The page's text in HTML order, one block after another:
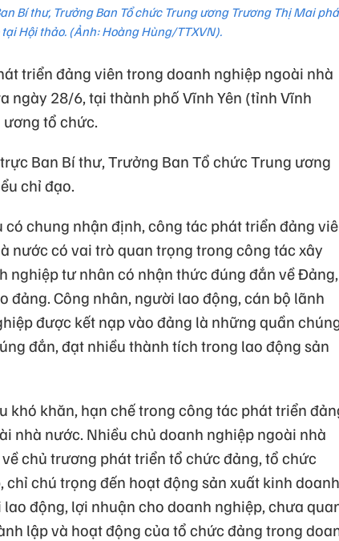
Bí thư, Trưởng Ban Tổ chức Trung ương Trương Thị Mai
Hội thảo. (Ảnh: Hoàng Hùng/TTXVN).
triển đảng viên trong doanh nghiệp ngoài nhà
ngày 28/6, tại thành phố Vĩnh Yên (tỉnh Vĩnh
ương tổ chức.
Ban Bí thư, Trưởng Ban Tổ chức Trung ương
chỉ đạo.
có chung nhận định, công tác phát triển đảng
nước có vai trò quan trọng trong công tác xây
nghiệp tư nhân có nhận thức đúng đắn về Đảng,
đảng. Công nhân, người lao động, cán bộ lãnh
được kết nạp vào đảng là những quần
đắn, đạt nhiều thành tích trong lao động sản
khó khăn, hạn chế trong công tác phát triển
nhà nước. Nhiều chủ doanh nghiệp ngoài nhà
chủ trương phát triển tổ chức đảng, tổ chức
chú trọng đến hoạt động sản xuất kinh
động, lợi nhuận cho doanh nghiệp, chưa
lập và hoạt động của tổ chức đảng trong